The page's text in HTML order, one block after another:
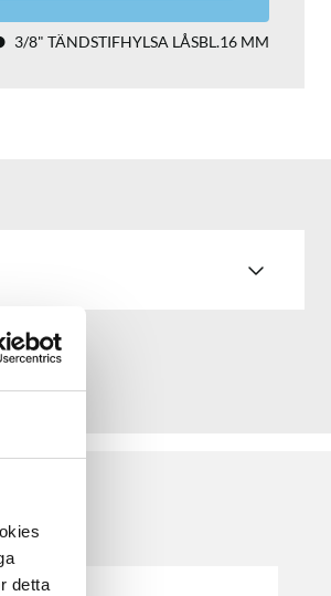
detta
3/8" TÄNDSTIFHYLSA LÅSBL.16 MM